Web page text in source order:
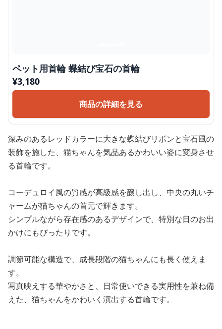
ペット用首輪 蝶結び宝石の首輪
¥3,180
商品の詳細を見る
深みのあるレッドカラーに大きな蝶結びリボンと宝石風の
装飾を施した、猫ちゃんを気品あるかわいい姿に変身させ
る首輪です。
コーデュロイ風の質感が高級感を醸し出し、中央の丸いチ
ャームが猫ちゃんの首元で輝きます。
シンプルながら存在感のあるデザインで、特別な日のお出
かけにもぴったりです。
調節可能な構造で、成長段階の猫ちゃんにも長く使えま
す。
写真映えする華やかさと、日常使いできる実用性を兼ね備
えた、猫ちゃんをかわいく演出する首輪です。